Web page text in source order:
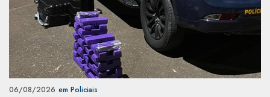
06/08/2026 em Policiais